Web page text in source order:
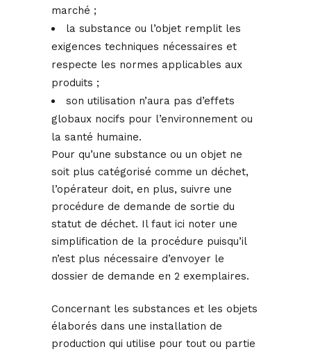
marché ;
la substance ou l’objet remplit les
exigences techniques nécessaires et
respecte les normes applicables aux
produits ;
son utilisation n’aura pas d’effets
globaux nocifs pour l’environnement ou
la santé humaine.
Pour qu’une substance ou un objet ne
soit plus catégorisé comme un déchet,
l’opérateur doit, en plus, suivre une
procédure de demande de sortie du
statut de déchet. Il faut ici noter une
simplification de la procédure puisqu’il
n’est plus nécessaire d’envoyer le
dossier de demande en 2 exemplaires.
Concernant les substances et les objets
élaborés dans une installation de
production qui utilise pour tout ou partie